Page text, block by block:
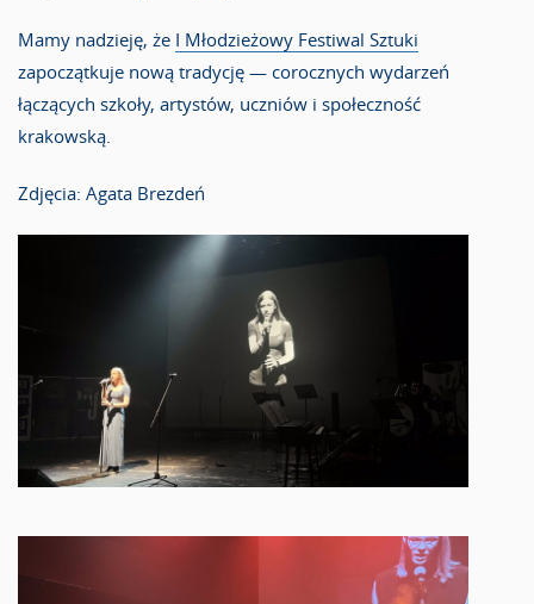
Mamy nadzieję, że I Młodzieżowy Festiwal Sztuki
zapoczątkuje nową tradycję — corocznych wydarzeń
łączących szkoły, artystów, uczniów i społeczność
krakowską.
Zdjęcia: Agata Brezdeń